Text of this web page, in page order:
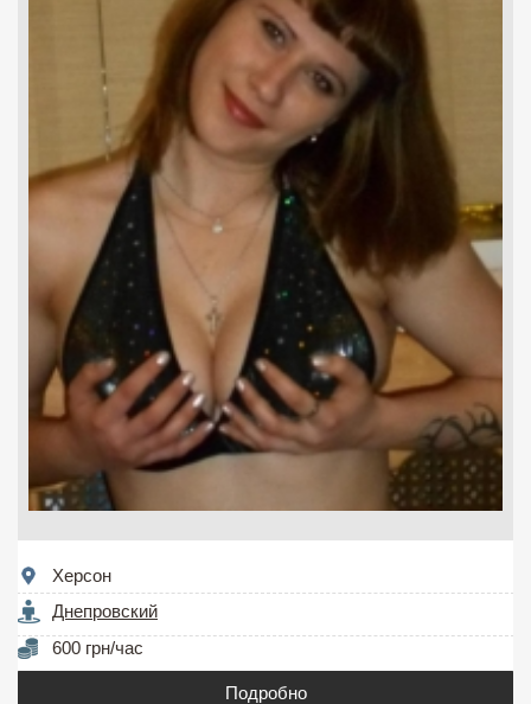
Херсон
Днепровский
600 грн/час
Подробно